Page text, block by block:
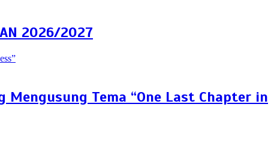
2026/2027
Mengusung Tema “One Last Chapter in